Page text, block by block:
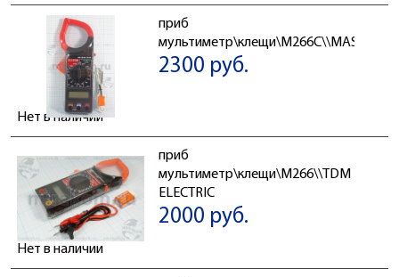
приб
мультиметр\клещи\M266C\\MASTECH
2300 руб.
Нет в наличии
приб
мультиметр\клещи\M266\\TDM
ELECTRIC
2000 руб.
Нет в наличии